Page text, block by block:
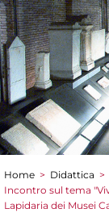
Tu sei qui
Home > Didattica >
Incontro sul tema
Lapidaria dei Musei